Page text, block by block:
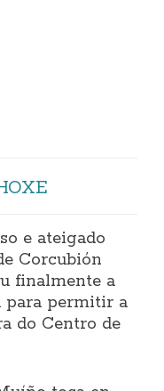
e ateigado
Corcubión
finalmente a
para permitir a
do Centro de